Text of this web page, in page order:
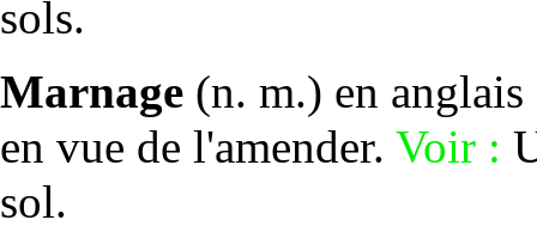
sols.
Marnage (n. m.) en anglais
en vue de l'amender. Voir :
sol.